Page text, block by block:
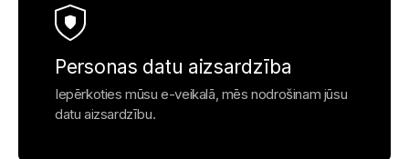
Personas datu aizsardzība
Iepērkoties mūsu e-veikalā, mēs nodrošinam jūsu
datu aizsardzību.